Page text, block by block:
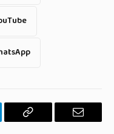
Copiar
E-